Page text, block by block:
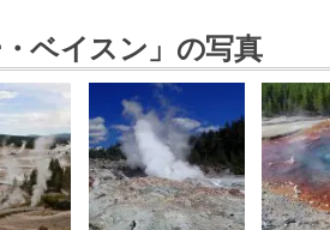
ベイスン」の写真